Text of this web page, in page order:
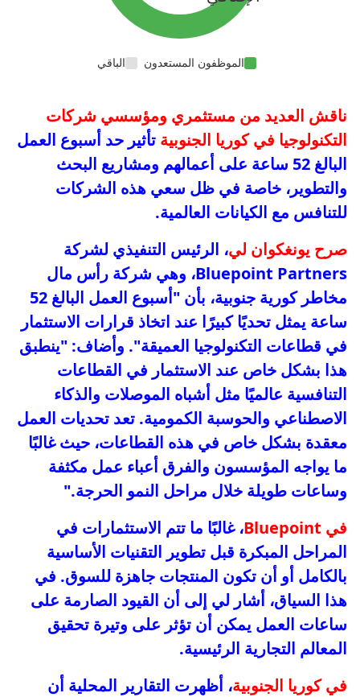
الموظفون المستعدون الباقي
ناقش العديد من مستثمري ومؤسسي شركات
التكنولوجيا في كوريا الجنوبية تأثير حد أسبوع العمل
البالغ 52 ساعة على أعمالهم ومشاريع البحث
والتطوير، خاصة في ظل سعي هذه الشركات
للتنافس مع الكيانات العالمية.
صرح يونغكوان لي، الرئيس التنفيذي لشركة
Bluepoint Partners، وهي شركة رأس مال
مخاطر كورية جنوبية، بأن "أسبوع العمل البالغ 52
ساعة يمثل تحديًا كبيرًا عند اتخاذ قرارات الاستثمار
في قطاعات التكنولوجيا العميقة". وأضاف: "ينطبق
هذا بشكل خاص عند الاستثمار في القطاعات
التنافسية عالميًا مثل أشباه الموصلات والذكاء
الاصطناعي والحوسبة الكمومية. تعد تحديات العمل
معقدة بشكل خاص في هذه القطاعات، حيث غالبًا
ما يواجه المؤسسون والفرق أعباء عمل مكثفة
وساعات طويلة خلال مراحل النمو الحرجة."
في Bluepoint
، غالبًا ما تتم الاستثمارات في
المراحل المبكرة قبل تطوير التقنيات الأساسية
بالكامل أو أن تكون المنتجات جاهزة للسوق. في
هذا السياق، أشار لي إلى أن القيود الصارمة على
ساعات العمل يمكن أن تؤثر على وتيرة تحقيق
المعالم التجارية الرئيسية.
في كوريا الجنوبية، أظهرت التقارير المحلية أن